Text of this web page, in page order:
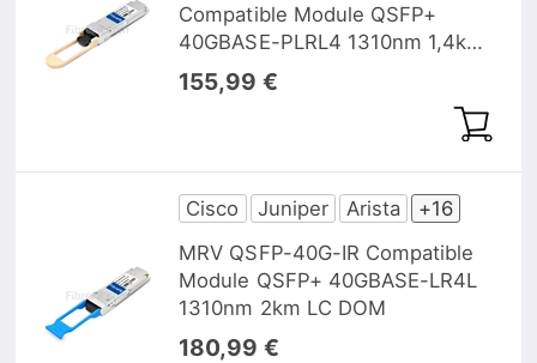
Compatible Module QSFP+
40GBASE-PLRL4 1310nm 1,4km
MTP/MPO DOM
155,99 €
Cisco Juniper Arista
+16
MRV QSFP-40G-IR Compatible
Module QSFP+ 40GBASE-LR4L
1310nm 2km LC DOM
180,99 €